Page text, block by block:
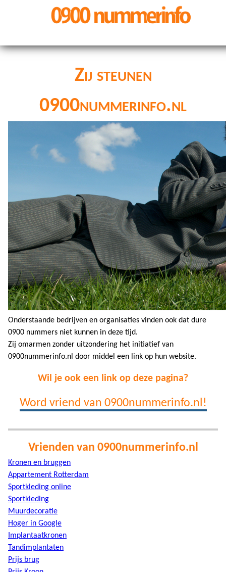
Zij steunen
0900nummerinfo.nl
Onderstaande bedrijven en organisaties vinden ook dat dure
0900 nummers niet kunnen in deze tijd.
Zij omarmen zonder uitzondering het initiatief van
0900nummerinfo.nl door middel een link op hun website.
Wil je ook een link op deze pagina?
Word vriend van 0900nummerinfo.nl!
Vrienden van 0900nummerinfo.nl
Kronen en bruggen
Appartement Rotterdam
Sportkleding online
Sportkleding
Muurdecoratie
Hoger in Google
Implantaatkronen
Tandimplantaten
Prijs brug